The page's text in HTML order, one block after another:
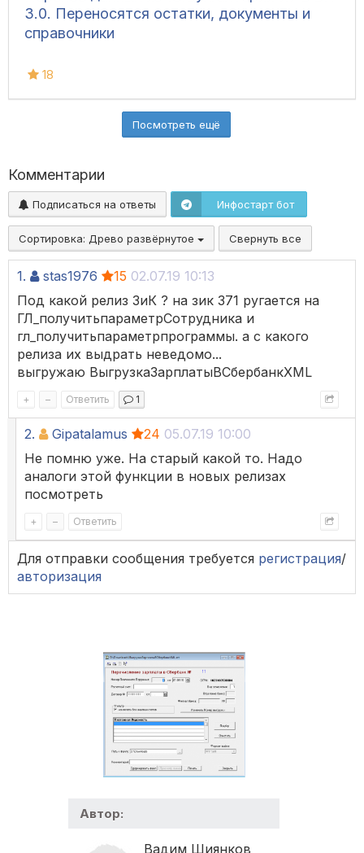
3.0. Переносятся остатки, документы и
справочники
18
Посмотреть ещё
Комментарии
Подписаться на ответы Инфостарт бот
Сортировка: Древо развёрнутое Свернуть все
1. stas1976 15 02.07.19 10:13
Под какой релиз ЗиК ? на зик 371 ругается на
ГЛ_получитьпараметрСотрудника и
гл_получитьпараметрпрограммы. а с какого
релиза их выдрать неведомо...
выгружаю ВыгрузкаЗарплатыВСбербанкXML
+ – Ответить 1
2. Gipatalamus 24 05.07.19 10:00
Не помню уже. На старый какой то. Надо
аналоги этой функции в новых релизах
посмотреть
+ – Ответить
Для отправки сообщения требуется регистрация/
авторизация
Автор:
Вадим Шиянков